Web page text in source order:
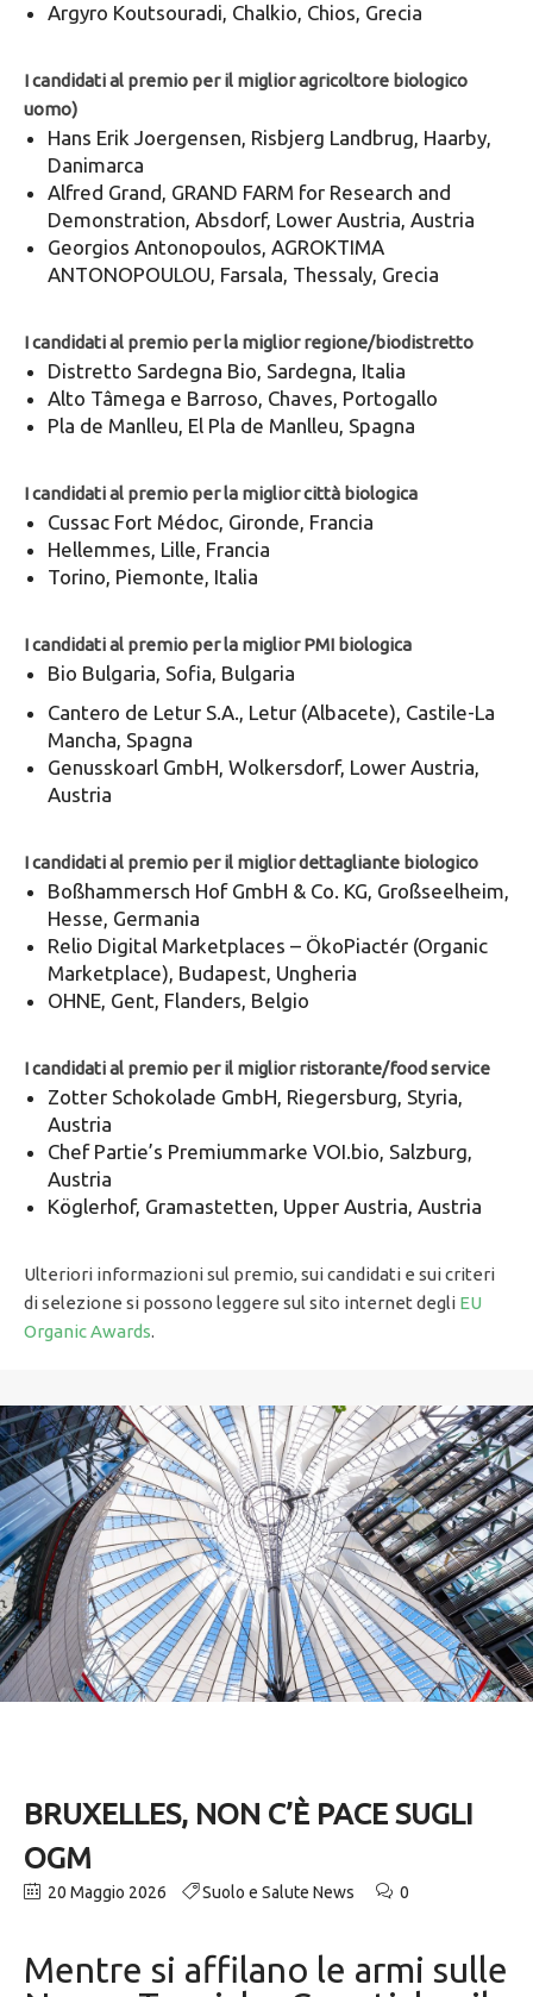
Argyro Koutsouradi, Chalkio, Chios, Grecia
I candidati al premio per il miglior agricoltore biologico
uomo)
Hans Erik Joergensen, Risbjerg Landbrug, Haarby,
Danimarca
Alfred Grand, GRAND FARM for Research and
Demonstration, Absdorf, Lower Austria, Austria
Georgios Antonopoulos, AGROKTIMA
ANTONOPOULOU, Farsala, Thessaly, Grecia
I candidati al premio per la miglior regione/biodistretto
Distretto Sardegna Bio, Sardegna, Italia
Alto Tâmega e Barroso, Chaves, Portogallo
Pla de Manlleu, El Pla de Manlleu, Spagna
I candidati al premio per la miglior città biologica
Cussac Fort Médoc, Gironde, Francia
Hellemmes, Lille, Francia
Torino, Piemonte, Italia
I candidati al premio per la miglior PMI biologica
Bio Bulgaria, Sofia, Bulgaria
Cantero de Letur S.A., Letur (Albacete), Castile-La
Mancha, Spagna
Genusskoarl GmbH, Wolkersdorf, Lower Austria,
Austria
I candidati al premio per il miglior dettagliante biologico
Boßhammersch Hof GmbH & Co. KG, Großseelheim,
Hesse, Germania
Relio Digital Marketplaces – ÖkoPiactér (Organic
Marketplace), Budapest, Ungheria
OHNE, Gent, Flanders, Belgio
I candidati al premio per il miglior ristorante/food service
Zotter Schokolade GmbH, Riegersburg, Styria,
Austria
Chef Partie’s Premiummarke VOI.bio, Salzburg,
Austria
Köglerhof, Gramastetten, Upper Austria, Austria
Ulteriori informazioni sul premio, sui candidati e sui criteri
di selezione si possono leggere sul sito internet degli EU
Organic Awards.
BRUXELLES, NON C’È PACE SUGLI
OGM
20 Maggio 2026 Suolo e Salute News 0
Mentre si affilano le armi sulle